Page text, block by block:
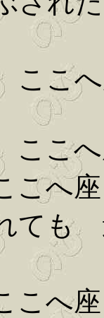
こ
こ
へ
ても
へ